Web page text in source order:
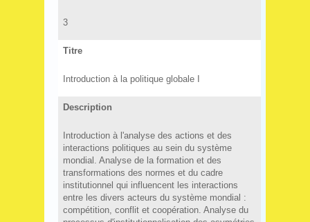
3
Titre
Introduction à la politique globale I
Description
Introduction à l'analyse des actions et des
interactions politiques au sein du système
mondial. Analyse de la formation et des
transformations des normes et du cadre
institutionnel qui influencent les interactions
entre les divers acteurs du système mondial :
compétition, conflit et coopération. Analyse du